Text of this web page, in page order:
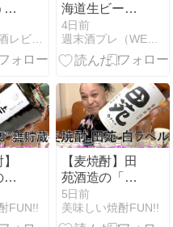
な
ル
ロ
ひなたのお酒レビューブログ
海道生ビール
2026レビュ
ー】味は？ま
ずい？うま
4日前
週末酒プレ（WEEKEND SAKE PREVIEW）
でFUN!!
【麦焼酎】田
苑酒造の「田
苑 白ラベル」
を飲んでみた♪
5日前
美味しい焼酎FUN!!